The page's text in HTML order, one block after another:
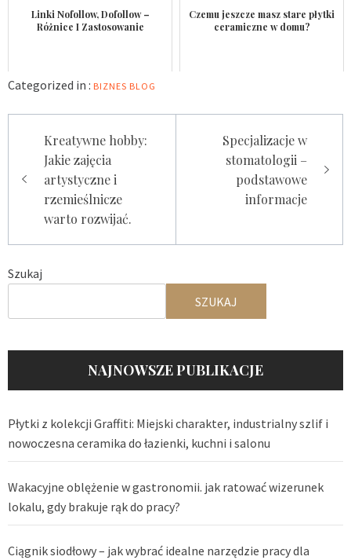
Linki Nofollow, Dofollow –
Różnice I Zastosowanie
Czemu jeszcze masz stare płytki
ceramiczne w domu?
Categorized in : BIZNES BLOG
wpisuKreatywne hobby:
Jakie zajęcia
artystyczne i
rzemieślnicze
warto rozwijać.
Specjalizacje w
stomatologii –
podstawowe
informacje
Szukaj
SZUKAJ
NAJNOWSZE PUBLIKACJE
Płytki z kolekcji Graffiti: Miejski charakter, industrialny szlif i
nowoczesna ceramika do łazienki, kuchni i salonu
Wakacyjne oblężenie w gastronomii. jak ratować wizerunek
lokalu, gdy brakuje rąk do pracy?
Ciągnik siodłowy – jak wybrać idealne narzędzie pracy dla